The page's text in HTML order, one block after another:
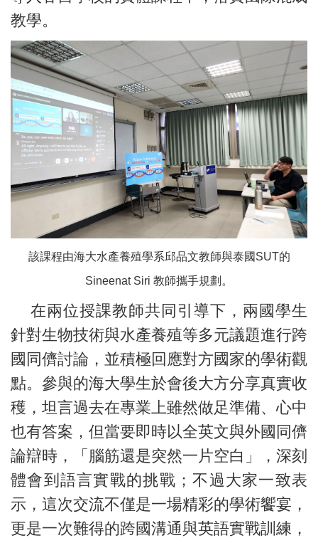
教學。
該課程由海大水產養殖學系邱品文教師與泰國SUT的
Sineenat Siri 教師攜手規劃。
在兩位授課教師共同引導下，兩國學生
針對生物技術與水產養殖等多元議題進行跨
國同儕討論，並積極回應對方國家的學術觀
點。參與的海大學生於會後大方分享真實收
穫，坦言過去在專業上雖然做足準備、心中
也有答案，但當要即時以全英文與外國同儕
論辯時，「腦筋還是突然一片空白」，深刻
體會到語言實戰的挑戰；不過大家一致表
示，這次交流不僅是一場精彩的學術饗宴，
更是一次難得的跨國溝通與英語實戰訓練，